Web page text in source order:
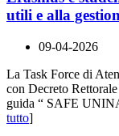
utili e alla
09-04-2026
La Task Force di
con Decreto
guida “ SAFE
tutto]